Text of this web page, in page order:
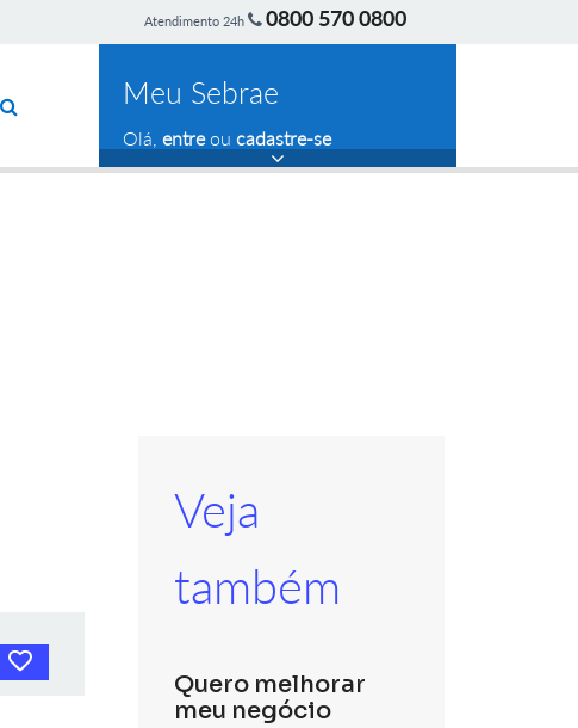
Atendimento 24h 0800 570 0800
Meu Sebrae
Olá, entreou cadastre-se
Veja
também
Quero melhorar
meu negócio